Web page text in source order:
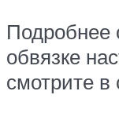
Подробнее
обвязке
смотрите